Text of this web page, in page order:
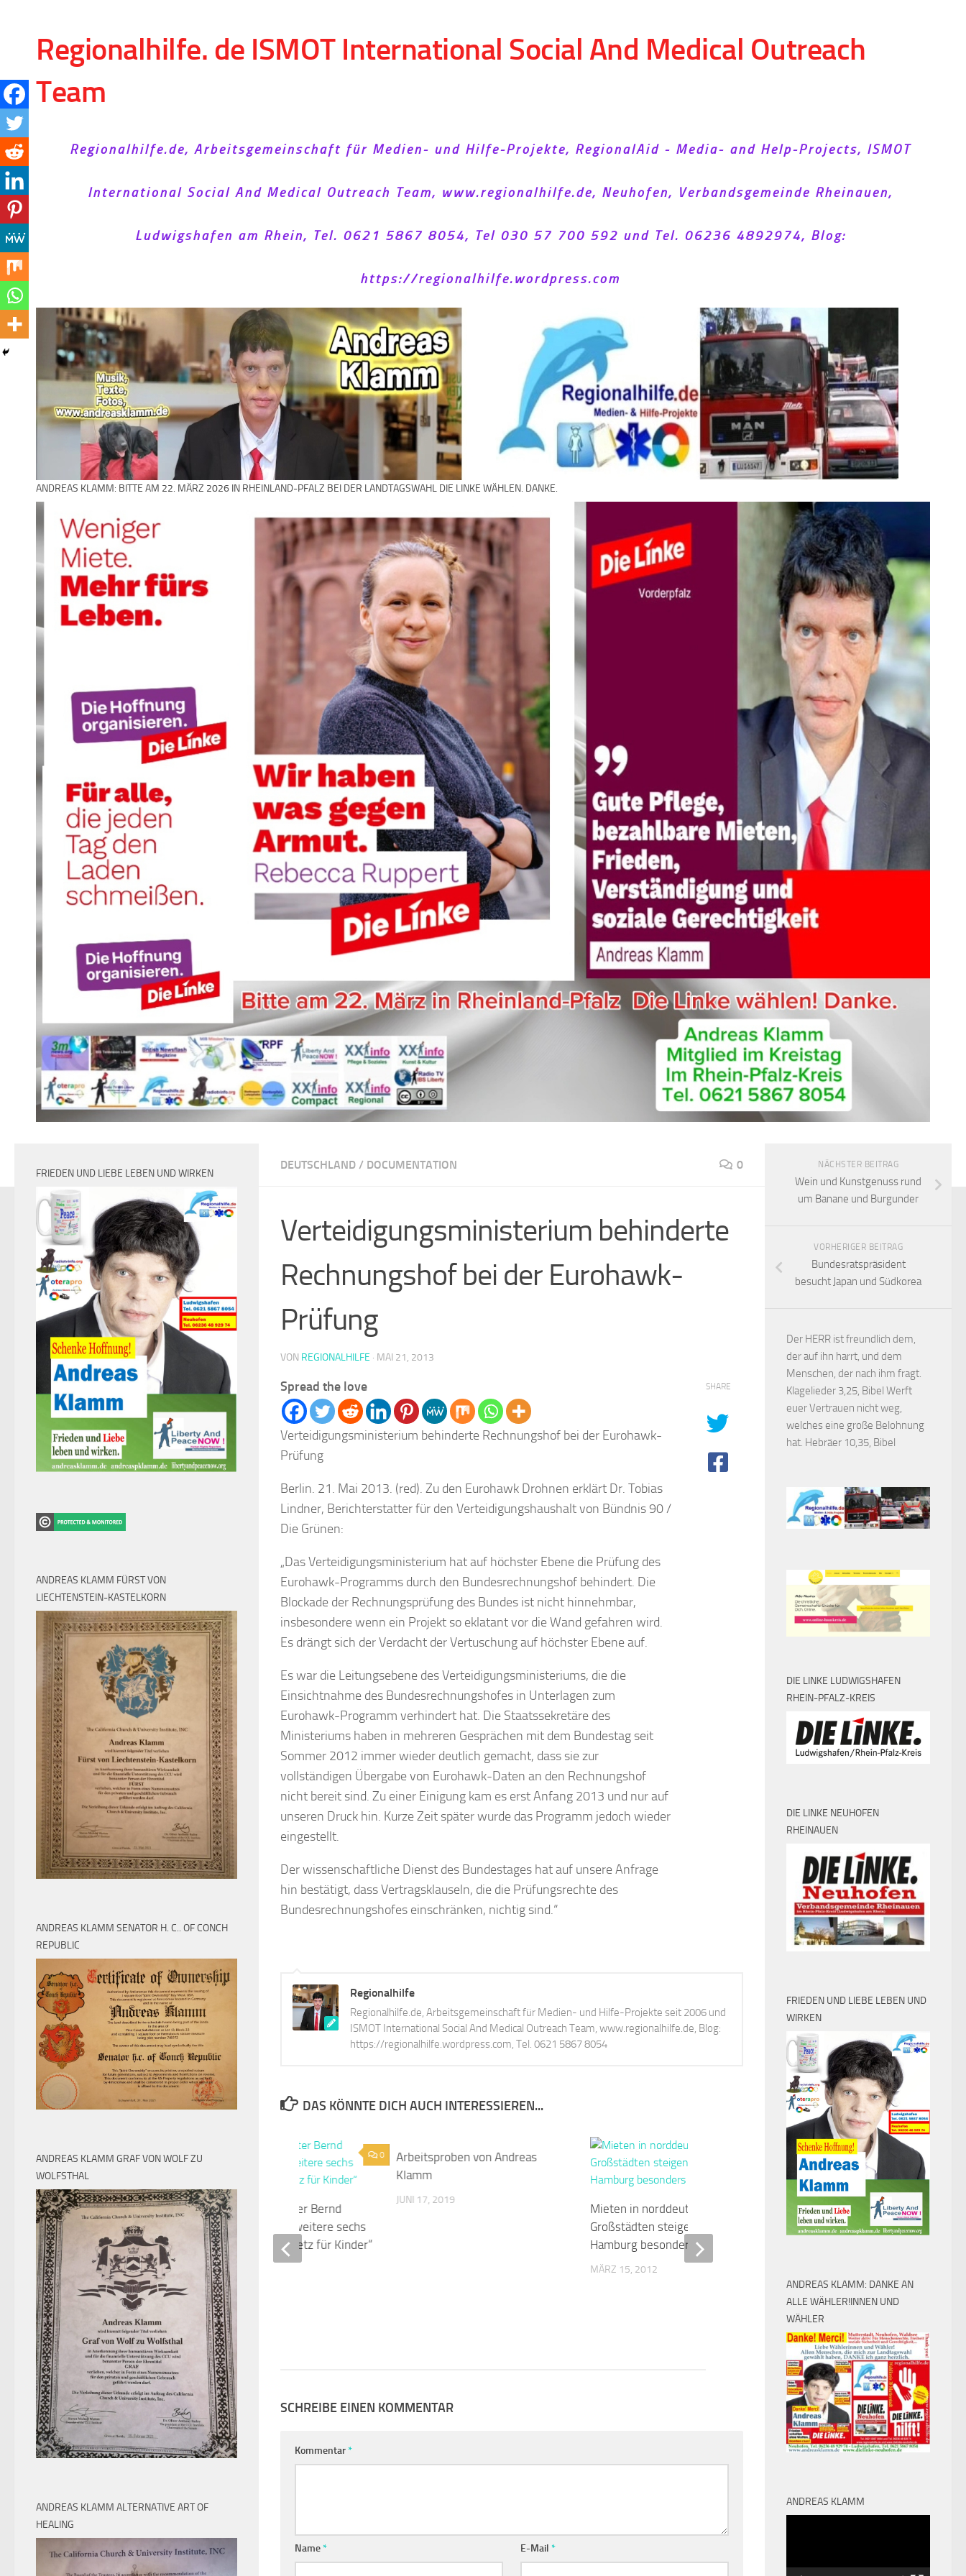
Regionalhilfe. de ISMOT International Social And Medical Outreach
Team
Regionalhilfe.de, Arbeitsgemeinschaft für Medien- und Hilfe-Projekte, RegionalAid - Media- and Help-Projects, ISMOT
International Social And Medical Outreach Team, www.regionalhilfe.de, Neuhofen, Verbandsgemeinde Rheinauen,
Ludwigshafen am Rhein, Tel. 0621 5867 8054, Tel 030 57 700 592 und Tel. 06236 4892974, Blog:
https://regionalhilfe.wordpress.com
ANDREAS KLAMM: BITTE AM 22. MÄRZ 2026 IN RHEINLAND-PFALZ BEI DER LANDTAGSWAHL DIE LINKE WÄHLEN. DANKE.
DEUTSCHLAND / DOCUMENTATION 0
Verteidigungsministerium behinderte
Rechnungshof bei der Eurohawk-
Prüfung
VON REGIONALHILFE · MAI 21, 2013
Spread the love
Verteidigungsministerium behinderte Rechnungshof bei der Eurohawk-
Prüfung
Berlin. 21. Mai 2013. (red). Zu den Eurohawk Drohnen erklärt Dr. Tobias
Lindner, Berichterstatter für den Verteidigungshaushalt von Bündnis 90 /
Die Grünen:
„Das Verteidigungsministerium hat auf höchster Ebene die Prüfung des
Eurohawk-Programms durch den Bundesrechnungshof behindert. Die
Blockade der Rechnungsprüfung des Bundes ist nicht hinnehmbar,
insbesondere wenn ein Projekt so eklatant vor die Wand gefahren wird.
Es drängt sich der Verdacht der Vertuschung auf höchster Ebene auf.
Es war die Leitungsebene des Verteidigungsministeriums, die die
Einsichtnahme des Bundesrechnungshofes in Unterlagen zum
Eurohawk-Programm verhindert hat. Die Staatssekretäre des
Ministeriums haben in mehreren Gesprächen mit dem Bundestag seit
Sommer 2012 immer wieder deutlich gemacht, dass sie zur
vollständigen Übergabe von Eurohawk-Daten an den Rechnungshof
nicht bereit sind. Zu einer Einigung kam es erst Anfang 2013 und nur auf
unseren Druck hin. Kurze Zeit später wurde das Programm jedoch wieder
eingestellt.
Der wissenschaftliche Dienst des Bundestages hat auf unsere Anfrage
hin bestätigt, dass Vertragsklauseln, die die Prüfungsrechte des
Bundesrechnungshofes einschränken, nichtig sind.“
SHARE
Regionalhilfe
Regionalhilfe.de, Arbeitsgemeinschaft für Medien- und Hilfe-Projekte seit 2006 und
ISMOT International Social And Medical Outreach Team, www.regionalhilfe.de, Blog:
https://regionalhilfe.wordpress.com, Tel. 0621 5867 8054
DAS KÖNNTE DICH AUCH INTERESSIEREN...
Arbeitsproben von Andreas
Klamm
JUNI 17, 2019
Mieten in norddeutschen
Großstädten steigen weiter –
Hamburg besonders betroffen
MÄRZ 15, 2012
Joachim Gauck: Ein Bürgerrechtler
als neuer Präsident des Volkes?
JUNI 22, 2010
0
Kulturstaatsminister Bernd
Neumann fördert weitere sechs
Projekte für „Ein Netz für Kinder“
APRIL 5, 2011
SCHREIBE EINEN KOMMENTAR
Kommentar*
Name* E-Mail*
FRIEDEN UND LIEBE LEBEN UND WIRKEN
ANDREAS KLAMM FÜRST VON
LIECHTENSTEIN-KASTELKORN
ANDREAS KLAMM SENATOR H. C.. OF CONCH
REPUBLIC
ANDREAS KLAMM GRAF VON WOLF ZU
WOLFSTHAL
ANDREAS KLAMM ALTERNATIVE ART OF
HEALING
NÄCHSTER BEITRAG
Wein und Kunstgenuss rund
um Banane und Burgunder
VORHERIGER BEITRAG
Bundesratspräsident
besucht Japan und Südkorea
Der HERR ist freundlich dem,
der auf ihn harrt, und dem
Menschen, der nach ihm fragt.
Klagelieder 3,25, Bibel Werft
euer Vertrauen nicht weg,
welches eine große Belohnung
hat. Hebräer 10,35, Bibel
DIE LINKE LUDWIGSHAFEN
RHEIN-PFALZ-KREIS
DIE LINKE NEUHOFEN
RHEINAUEN
FRIEDEN UND LIEBE LEBEN UND
WIRKEN
ANDREAS KLAMM: DANKE AN
ALLE WÄHLER!INNEN UND
WÄHLER
ANDREAS KLAMM